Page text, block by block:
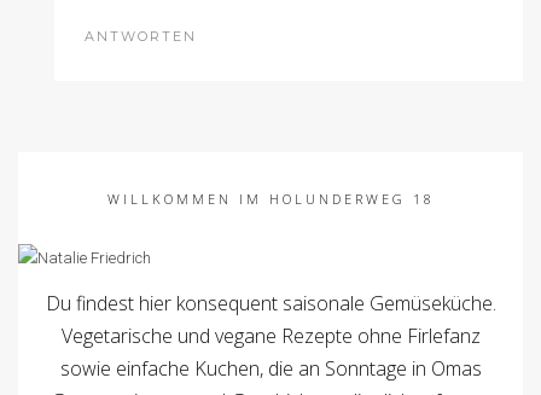
ANTWORTEN
WILLKOMMEN IM HOLUNDERWEG 18
Du findest hier konsequent saisonale Gemüseküche.
Vegetarische und vegane Rezepte ohne Firlefanz
sowie einfache Kuchen, die an Sonntage in Omas